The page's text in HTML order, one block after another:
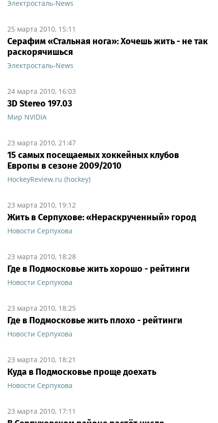
Электросталь-News
25 марта 2010, 15:11
Серафим «Стальная нога»: Хочешь жить - не так
раскорячишься
Электросталь-News
24 марта 2010, 16:03
3D Stereo 197.03
Мир NVIDIA
23 марта 2010, 21:47
15 самых посещаемых хоккейных клубов
Европы в сезоне 2009/2010
HockeyReview.ru (hockey)
23 марта 2010, 19:12
Жить в Серпухове: «Нераскрученный» город
Новости Серпухова
23 марта 2010, 18:28
Где в Подмосковье жить хорошо - рейтинги
Новости Серпухова
23 марта 2010, 18:25
Где в Подмосковье жить плохо - рейтинги
Новости Серпухова
23 марта 2010, 18:21
Куда в Подмосковье проще доехать
Новости Серпухова
23 марта 2010, 17:11